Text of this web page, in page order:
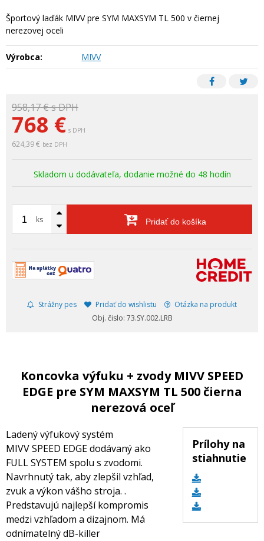
958,17 €s DPH
768 € s DPH
624,39 € bez DPH
Skladom u dodávateľa, dodanie možné do 48 hodín
ks Pridať do košíka
Strážny pes Pridať do wishlistu
Otázka na produkt
Obj. čislo: 73.SY.002.LRB
Športový laďák MIVV pre SYM MAXSYM TL 500 v čiernej
nerezovej oceli
Výrobca: MIVV
Koncovka výfuku + zvody MIVV SPEED
EDGE pre SYM MAXSYM TL 500 čierna
nerezová oceľ
Prílohy na
stiahnutie
Ladený výfukový systém
MIVV SPEED EDGE dodávaný ako
FULL SYSTEM spolu s zvodomi.
Navrhnutý tak, aby zlepšil vzhľad,
zvuk a výkon vášho stroja. .
Predstavujú najlepší kompromis
medzi vzhľadom a dizajnom. Má
odnímatelný dB-killer